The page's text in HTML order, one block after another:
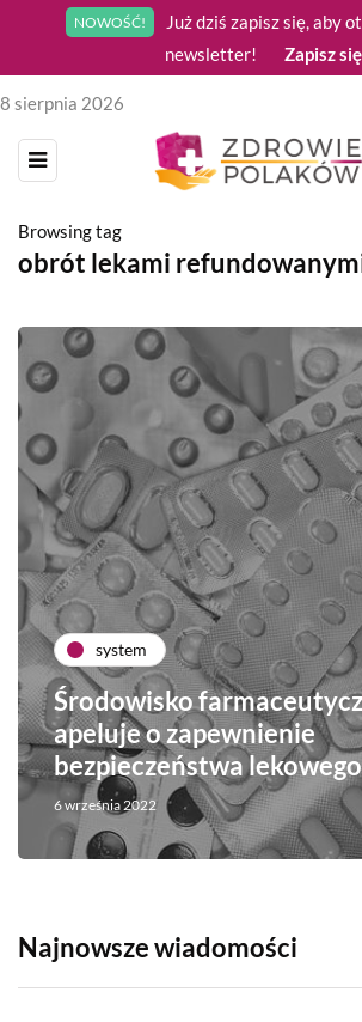
NOWOŚĆ!
Już dziś zapisz się, aby
newsletter!
Zapisz się
8 sierpnia 2026
Browsing tag
obrót lekami
system
Środowisko
apeluje o zapewnienie
bezpieczeństwa lekowego
6 września 2022
Najnowsze wiadomości